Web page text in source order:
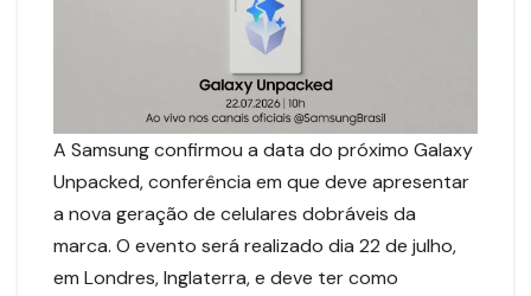
A Samsung confirmou a data do próximo Galaxy
Unpacked, conferência em que deve apresentar
a nova geração de celulares dobráveis da
marca. O evento será realizado dia 22 de julho,
em Londres, Inglaterra, e deve ter como